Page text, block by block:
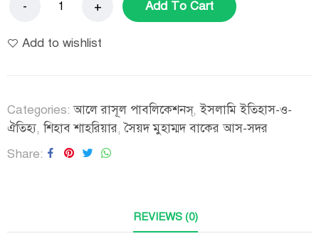
Add To Cart
Add to wishlist
Categories:আলে রাসূল পাবলিকেশনস্,ইসলামি ইতিহাস-ও-
ঐতিহ্য,শিহাব শাহরিয়ার,সৈয়দ মুহাম্মদ বাকের আস-সদর
Share
REVIEWS (0)